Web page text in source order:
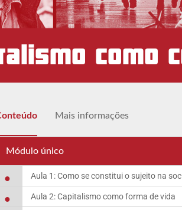
como
Mais informações
Módulo único
Aula 1: Como se constitui o sujeito na
Aula 2: Capitalismo como forma de vida